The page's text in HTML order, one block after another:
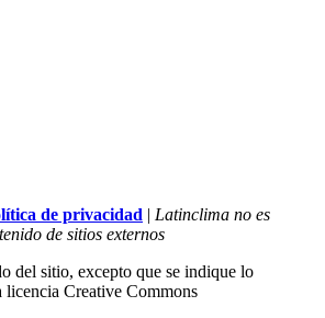
de privacidad | Latinclima no es
de sitios externos
del sitio, excepto que se indique lo
licencia Creative Commons